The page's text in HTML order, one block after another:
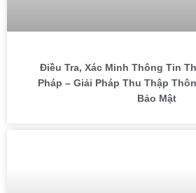
Điều Tra, Xác Minh Thông Tin
Pháp – Giải Pháp Thu Thập
Bảo Mật